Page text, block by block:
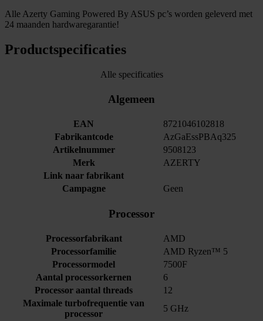
Alle Azerty Gaming Powered By ASUS pc’s worden geleverd met
24 maanden hardwaregarantie!
Productspecificaties
Alle specificaties
Algemeen
EAN
8721046102818
Fabrikantcode
AzGaEssPBAq325
Artikelnummer
9508123
Merk
AZERTY
Link naar fabrikant
Campagne
Geen
Processor
Processorfabrikant
AMD
Processorfamilie
AMD Ryzen™ 5
Processormodel
7500F
Aantal processorkernen
6
Processor aantal threads
12
Maximale turbofrequentie van
processor
5 GHz